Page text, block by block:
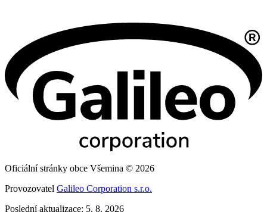
Oficiální stránky obce Všemina © 2026
Provozovatel Galileo Corporation s.r.o.
Poslední aktualizace: 5. 8. 2026